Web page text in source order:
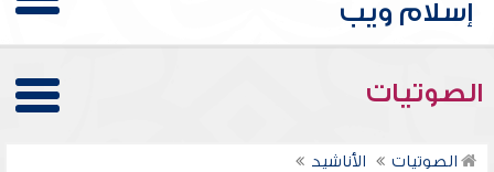
الصوتيات
الصوتيات الأناشيد